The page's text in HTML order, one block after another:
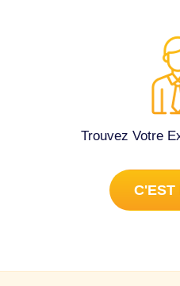
Trouvez Votre
C'EST